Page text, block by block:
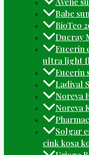
Babe
BioTeo
Ducray
Eucerin
ultra light
Eucerin
Ladival
Noreva
Noreva
Solgar
cink kosa